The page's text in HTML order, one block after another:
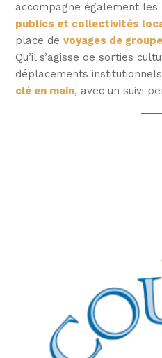
accompagne également les
publics et collectivités
place de voyages de
Qu’il s’agisse de sorties
déplacements
clé en main, avec un suivi